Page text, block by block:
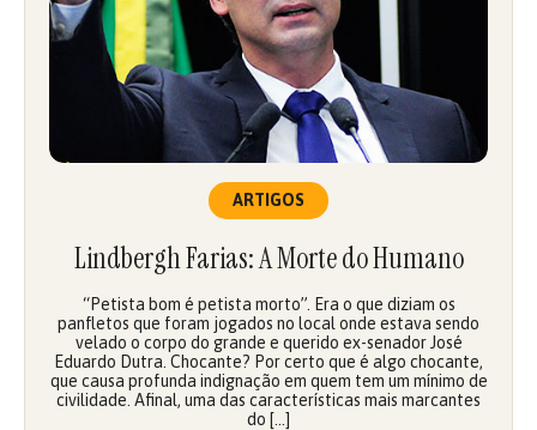
ARTIGOS
Lindbergh Farias: A Morte do Humano
“Petista bom é petista morto”. Era o que diziam os
panfletos que foram jogados no local onde estava sendo
velado o corpo do grande e querido ex-senador José
Eduardo Dutra. Chocante? Por certo que é algo chocante,
que causa profunda indignação em quem tem um mínimo de
civilidade. Afinal, uma das características mais marcantes
do […]